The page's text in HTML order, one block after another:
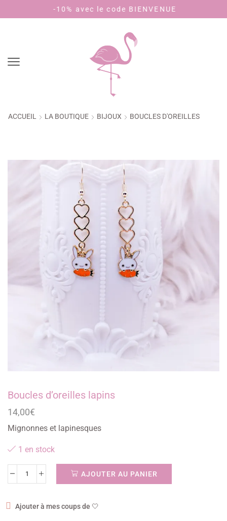
avec le code BIENVENUE Payez en 4
ACCUEIL LA BOUTIQUE BIJOUX BOUCLES D'OREILLES
Boucles d’oreilles lapins
14,00€
Mignonnes et lapinesques
1 en stock
AJOUTER AU PANIER
Ajouter à mes coups de 🤍